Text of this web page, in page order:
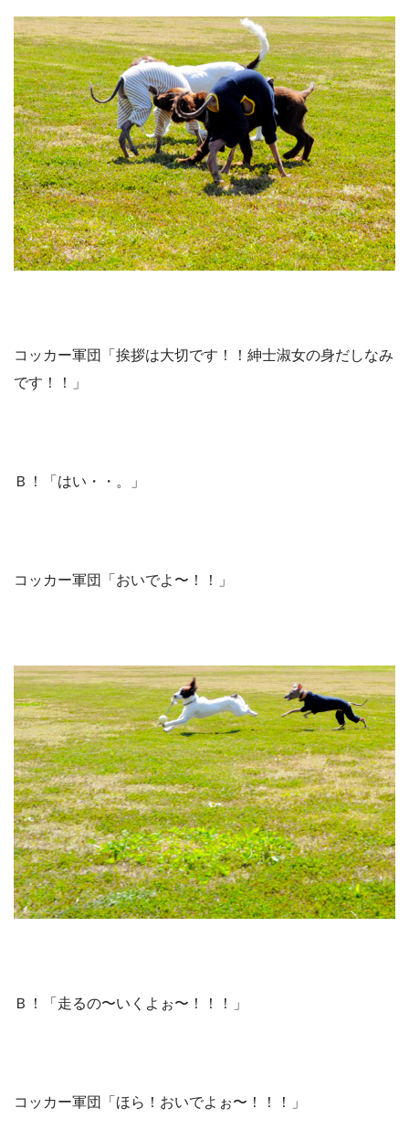
コッカー軍団「挨拶は大切です！！紳士淑女の身だしなみ
です！！」
Ｂ！「はい・・。」
コッカー軍団「おいでよ〜！！」
Ｂ！「走るの〜いくよぉ〜！！！」
コッカー軍団「ほら！おいでよぉ〜！！！」